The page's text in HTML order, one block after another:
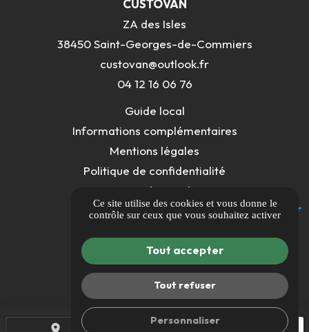
place
CUSTOVAN
ZA des Isles
38450 Saint-Georges-de-Commiers
custovan@outlook.fr
04 12 16 06 76
Guide local
Informations complémentaires
Mentions légales
Politique de confidentialité
Gestion des cookies
Ce site utilise des cookies et vous donne le
contrôle sur ceux que vous souhaitez activer
Tout accepter
Tout refuser
Personnaliser